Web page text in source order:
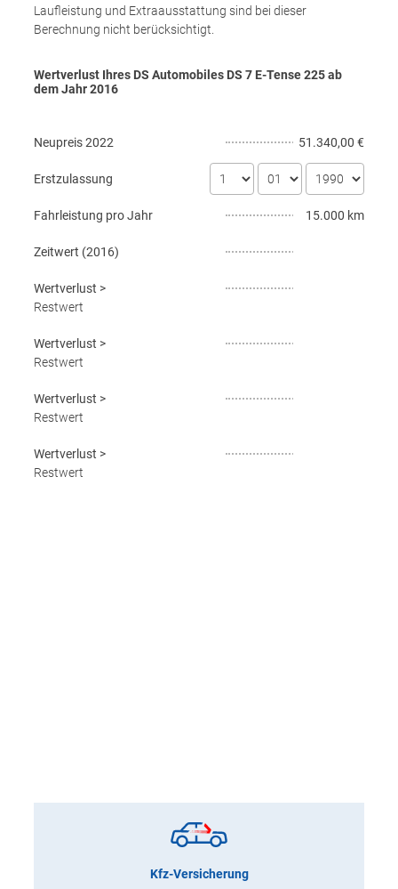
Laufleistung und Extraausstattung sind bei dieser
Berechnung nicht berücksichtigt.
Wertverlust Ihres DS Automobiles DS 7 E-Tense 225 ab
dem Jahr2016
Neupreis2022 51.340,00 €
Erstzulassung
Fahrleistung pro Jahr 15.000 km
Zeitwert (2016)
Wertverlust >
Restwert
Wertverlust >
Restwert
Wertverlust >
Restwert
Wertverlust >
Restwert
Kfz-Versicherung